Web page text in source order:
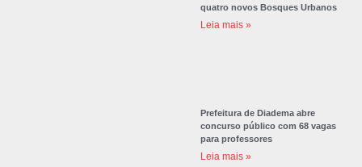
quatro novos Bosques Urbanos
Leia mais »
Prefeitura de Diadema abre
concurso público com 68 vagas
para professores
Leia mais »